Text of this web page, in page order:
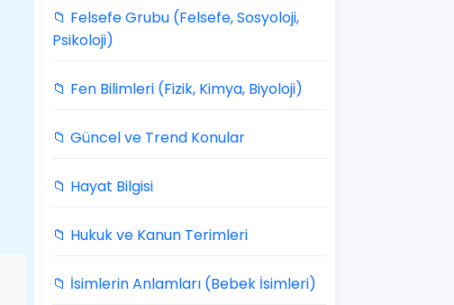
📁 Felsefe Grubu (Felsefe, Sosyoloji,
Psikoloji)
📁 Fen Bilimleri (Fizik, Kimya, Biyoloji)
📁 Güncel ve Trend Konular
📁 Hayat Bilgisi
📁 Hukuk ve Kanun Terimleri
📁 İsimlerin Anlamları (Bebek İsimleri)